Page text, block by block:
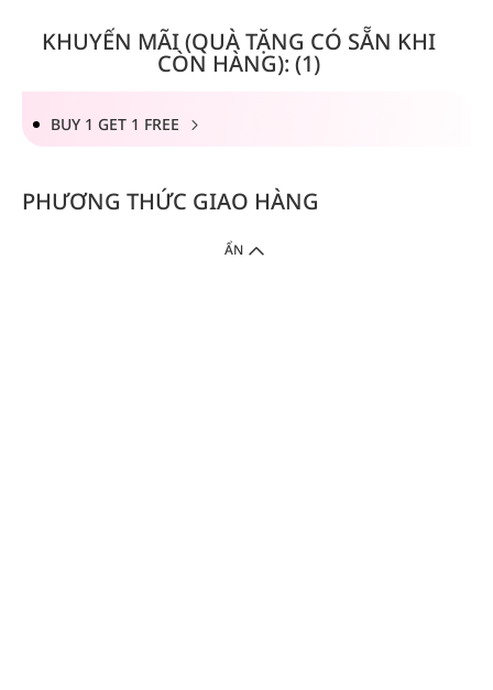
KHUYẾN MÃI (QUÀ TẶNG CÓ SẴN KHI
CÒN HÀNG): (1)
BUY 1 GET 1 FREE
PHƯƠNG THỨC GIAO HÀNG
ẨN